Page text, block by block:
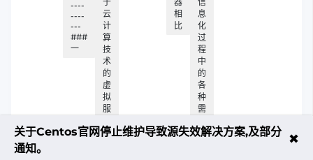
----
----
---
###
一
云
计
算
技
术
的
虚
拟
服
器
相
比
息
化
过
程
中
的
各
种
需
云
关于Centos官网停止维护导致源失效解决方案,及部分
通知。
✖